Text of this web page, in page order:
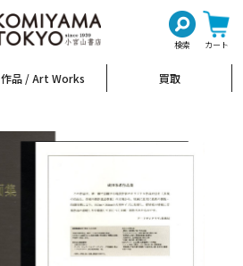
検索 カート
作品 / Art Works 買取